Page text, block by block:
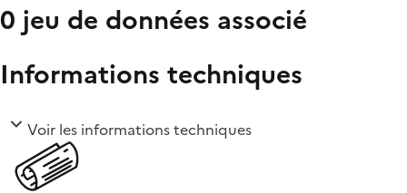
0 jeu de données associé
Informations techniques
Voir les informations techniques